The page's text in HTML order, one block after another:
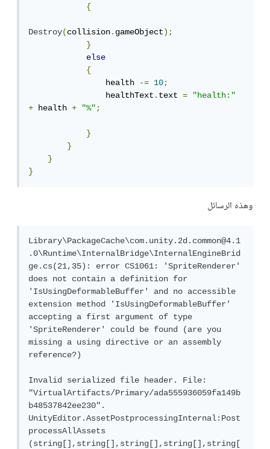
{
Destroy(collision.gameObject);
}
else
{
health -= 10;
healthText.text =
"health:"
+ health + "%";
}
}
}
}
وهذه الرسائل
Library\PackageCache\com.unity.2d.common@4.1
.0\Runtime\InternalBridge\InternalEngineBrid
ge.cs(21,35): error CS1061: 'SpriteRenderer'
does not contain a definition for
'IsUsingDeformableBuffer' and no accessible
extension method 'IsUsingDeformableBuffer'
accepting a first argument of type
'SpriteRenderer' could be found (are you
missing a using directive or an assembly
reference?)
Invalid serialized file header. File:
"VirtualArtifacts/Primary/ada555936059fa149b
b48537842ee230".
UnityEditor.AssetPostprocessingInternal:Post
processAllAssets
(string[],string[],string[],string[],string[